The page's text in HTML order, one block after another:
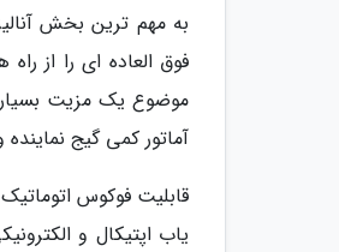
به مهم ترین بخش
فوق العاده ای را از
موضوع یک مزیت بسیار
آماتور کمی گیج
قابلیت فوکوس
یاب اپتیکال و